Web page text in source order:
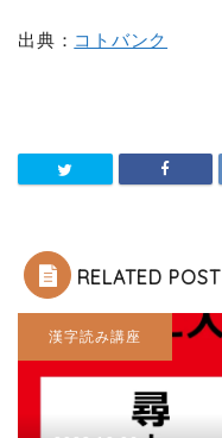
出典： コトバンク
RELATED POST
漢字読み講座